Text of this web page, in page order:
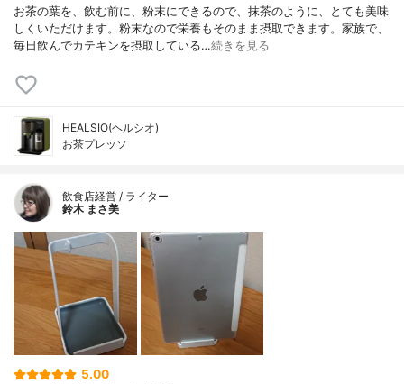
お茶の葉を、飲む前に、粉末にできるので、抹茶のように、とても美味
しくいただけます。粉末なので栄養もそのまま摂取できます。家族で、
毎日飲んでカテキンを摂取している…続きを見る
HEALSIO(ヘルシオ)
お茶プレッソ
飲食店経営 / ライター
鈴木 まさ美
5.00